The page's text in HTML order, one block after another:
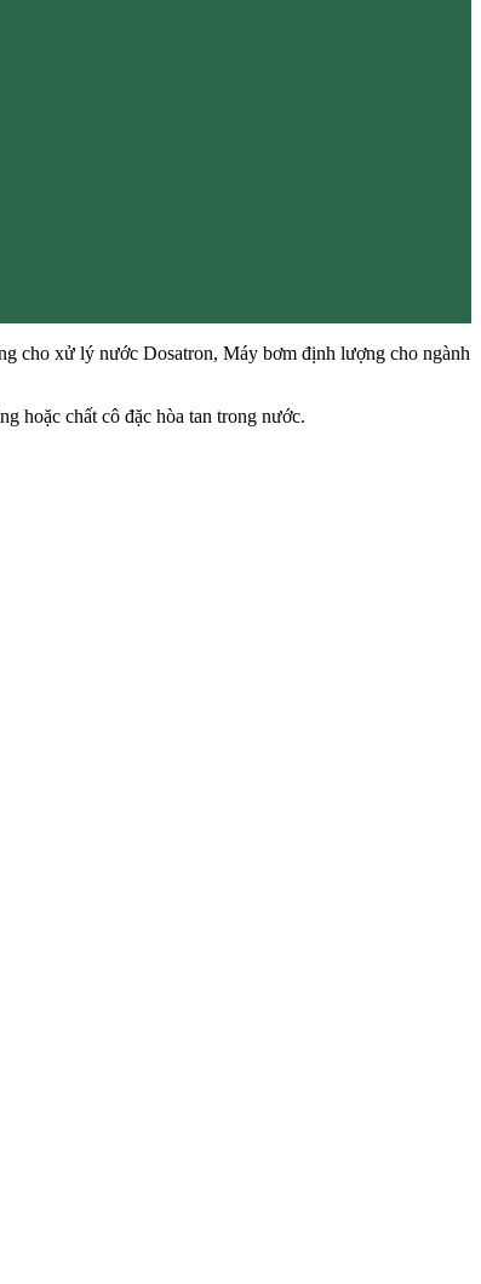
cho xử lý nước Dosatron, Máy bơm định lượng cho ngành
hoặc chất cô đặc hòa tan trong nước.